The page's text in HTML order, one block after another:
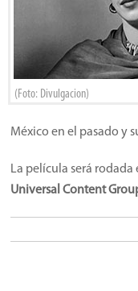
(Foto: Divulgacion)
México en el pasado y
La película será
Universal Content